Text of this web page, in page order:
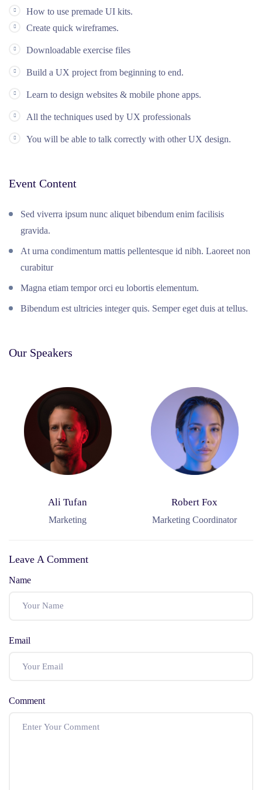
How to use premade UI kits.
Create quick wireframes.
Downloadable exercise files
Build a UX project from beginning to end.
Learn to design websites & mobile phone apps.
All the techniques used by UX professionals
You will be able to talk correctly with other UX design.
Event Content
Sed viverra ipsum nunc aliquet bibendum enim facilisis
gravida.
At urna condimentum mattis pellentesque id nibh. Laoreet non
curabitur
Magna etiam tempor orci eu lobortis elementum.
Bibendum est ultricies integer quis. Semper eget duis at tellus.
Our Speakers
Ali Tufan
Marketing
Robert Fox
Marketing Coordinator
Leave A Comment
Name
Email
Comment